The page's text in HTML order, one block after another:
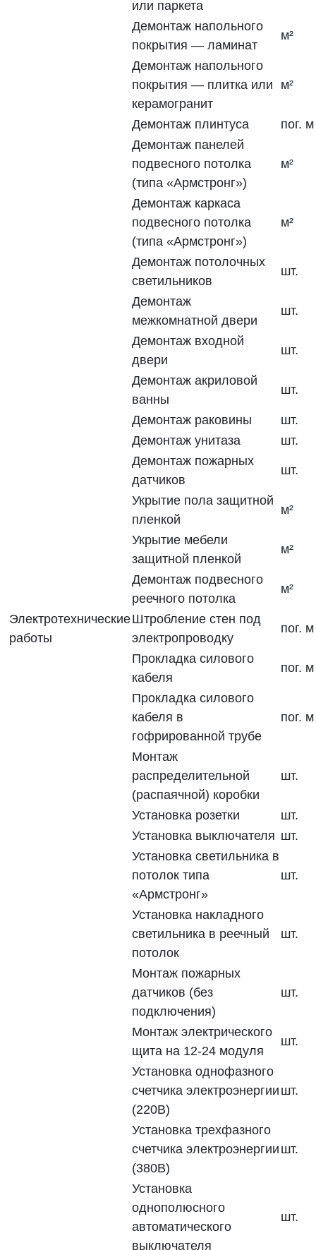
или паркета
Демонтаж напольного
покрытия — ламинат
м²
Демонтаж напольного
покрытия — плитка или
керамогранит
м²
Демонтаж плинтуса
пог. м
Демонтаж панелей
подвесного потолка
(типа «Армстронг»)
м²
Демонтаж каркаса
подвесного потолка
(типа «Армстронг»)
м²
Демонтаж потолочных
светильников
шт.
Демонтаж
межкомнатной двери
шт.
Демонтаж входной
двери
шт.
Демонтаж акриловой
ванны
шт.
Демонтаж раковины
шт.
Демонтаж унитаза
шт.
Демонтаж пожарных
датчиков
шт.
Укрытие пола защитной
пленкой
м²
Укрытие мебели
защитной пленкой
м²
Демонтаж подвесного
реечного потолка
м²
Электротехнические
работы
Штробление стен под
электропроводку
пог. м
Прокладка силового
кабеля
пог. м
Прокладка силового
кабеля в
гофрированной трубе
пог. м
Монтаж
распределительной
(распаячной) коробки
шт.
Установка розетки
шт.
Установка выключателя шт.
Установка светильника в
потолок типа
«Армстронг»
шт.
Установка накладного
светильника в реечный
потолок
шт.
Монтаж пожарных
датчиков (без
подключения)
шт.
Монтаж электрического
щита на 12-24 модуля
шт.
Установка однофазного
счетчика электроэнергии
(220В)
шт.
Установка трехфазного
счетчика электроэнергии
(380В)
шт.
Установка
однополюсного
автоматического
выключателя
шт.